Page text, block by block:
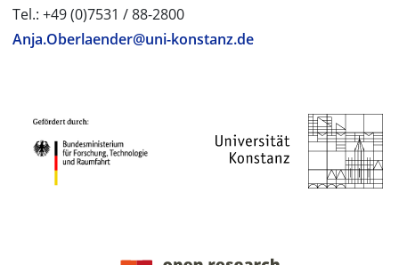
Tel.: +49 (0)7531 / 88-2800
Anja.Oberlaender@uni-konstanz.de